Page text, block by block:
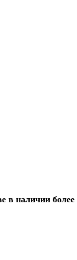
в наличии более